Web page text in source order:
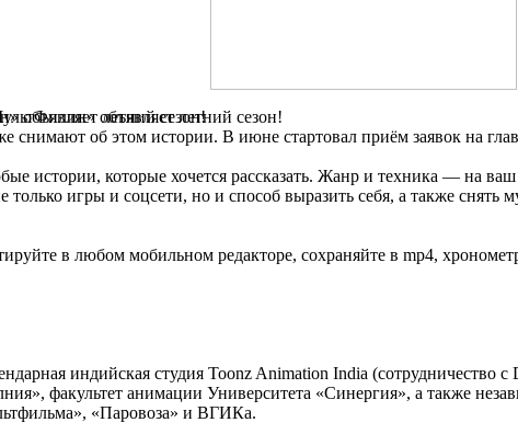
объявляет летний сезон!
объявляет летний сезон!
снимают об этом истории. В июне стартовал приём заявок на
истории, которые хочется рассказать. Жанр и техника — на
игры и соцсети, но и способ выразить себя, а также снять
в любом мобильном редакторе, сохраняйте в mp4,
индийская студия Toonz Animation India (сотрудничество
факультет анимации Университета «Синергия», а также
«Паровоза» и ВГИКа.